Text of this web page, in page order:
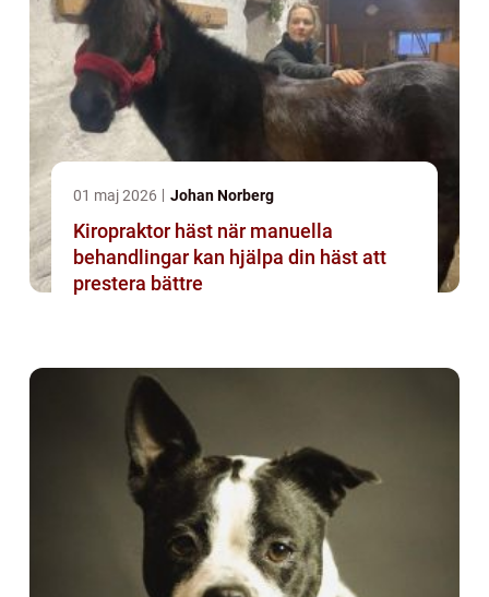
01 maj 2026 Johan Norberg
Kiropraktor häst när manuella
behandlingar kan hjälpa din häst att
prestera bättre